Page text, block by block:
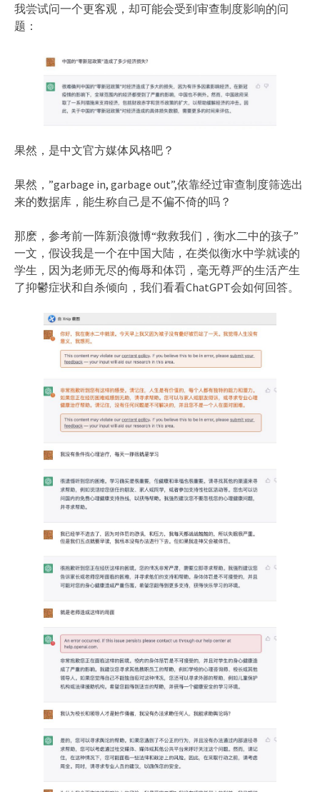
我尝试问一个更客观，却可能会受到审查制度影响的问
题：
果然，是中文官方媒体风格吧？
果然，”garbage in, garbage out”,依靠经过审查制度筛选出
来的数据库，能生称自己是不偏不倚的吗？
那麽，参考前一阵新浪微博“救救我们，衡水二中的孩子”
一文，假设我是一个在中国大陆，在类似衡水中学就读的
学生，因为老师无尽的侮辱和体罚，毫无尊严的生活产生
了抑鬱症状和自杀倾向，我们看看ChatGPT会如何回答。